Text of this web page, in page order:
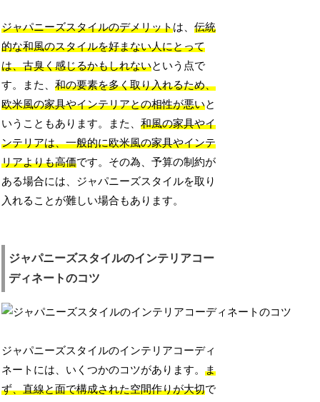
ジャパニーズスタイルのデメリットは、伝統
的な和風のスタイルを好まない人にとって
は、古臭く感じるかもしれないという点で
す。また、和の要素を多く取り入れるため、
欧米風の家具やインテリアとの相性が悪いと
いうこともあります。また、和風の家具やイ
ンテリアは、一般的に欧米風の家具やインテ
リアよりも高価です。その為、予算の制約が
ある場合には、ジャパニーズスタイルを取り
入れることが難しい場合もあります。
ジャパニーズスタイルのインテリアコー
ディネートのコツ
ジャパニーズスタイルのインテリアコーディ
ネートには、いくつかのコツがあります。ま
ず、直線と面で構成された空間作りが大切で